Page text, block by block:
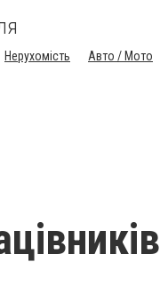
Нерухомість
Авто / Мото